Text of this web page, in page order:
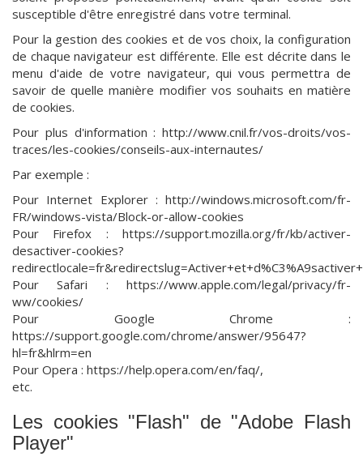
susceptible d'être enregistré dans votre terminal.
Pour la gestion des cookies et de vos choix, la configuration
de chaque navigateur est différente. Elle est décrite dans le
menu d'aide de votre navigateur, qui vous permettra de
savoir de quelle manière modifier vos souhaits en matière
de cookies.
Pour plus d'information : http://www.cnil.fr/vos-droits/vos-
traces/les-cookies/conseils-aux-internautes/
Par exemple :
Pour Internet Explorer : http://windows.microsoft.com/fr-
FR/windows-vista/Block-or-allow-cookies
Pour Firefox : https://support.mozilla.org/fr/kb/activer-
desactiver-cookies?
Pour Safari : https://www.apple.com/legal/privacy/fr-
ww/cookies/
Pour Google Chrome :
https://support.google.com/chrome/answer/95647?
hl=fr&hlrm=en
Pour Opera : https://help.opera.com/en/faq/,
etc.
Les cookies "Flash" de "Adobe Flash
Player"